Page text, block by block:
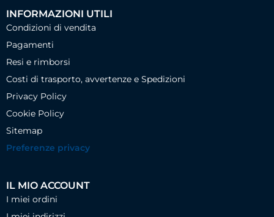
INFORMAZIONI UTILI
Condizioni di vendita
Pagamenti
Resi e rimborsi
Costi di trasporto, avvertenze e Spedizioni
Privacy Policy
Cookie Policy
Sitemap
Preferenze privacy
IL MIO ACCOUNT
I miei ordini